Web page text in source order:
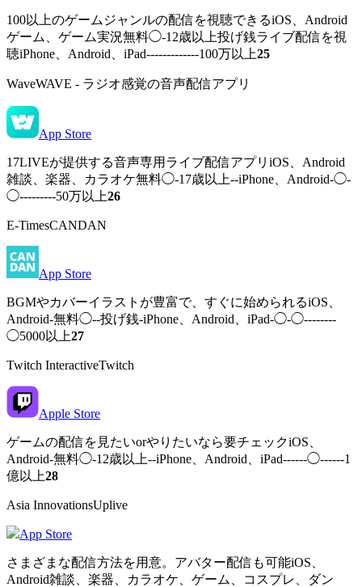
100以上のゲームジャンルの配信を視聴できるiOS、Android
ゲーム、ゲーム実況無料◯-12歳以上投げ銭ライブ配信を視
聴iPhone、Android、iPad-------------100万以上25
WaveWAVE - ラジオ感覚の音声配信アプリ
App Store
17LIVEが提供する音声専用ライブ配信アプリiOS、Android
雑談、楽器、カラオケ無料◯-17歳以上--iPhone、Android-◯-
◯---------50万以上26
E-TimesCANDAN
App Store
BGMやカバーイラストが豊富で、すぐに始められるiOS、
Android-無料◯--投げ銭-iPhone、Android、iPad-◯-◯--------
◯5000以上27
Twitch InteractiveTwitch
Apple Store
ゲームの配信を見たいorやりたいなら要チェックiOS、
Android-無料◯-12歳以上--iPhone、Android、iPad------◯------1
億以上28
Asia InnovationsUplive
App Store
さまざまな配信方法を用意。アバター配信も可能iOS、
Android雑談、楽器、カラオケ、ゲーム、コスプレ、ダン